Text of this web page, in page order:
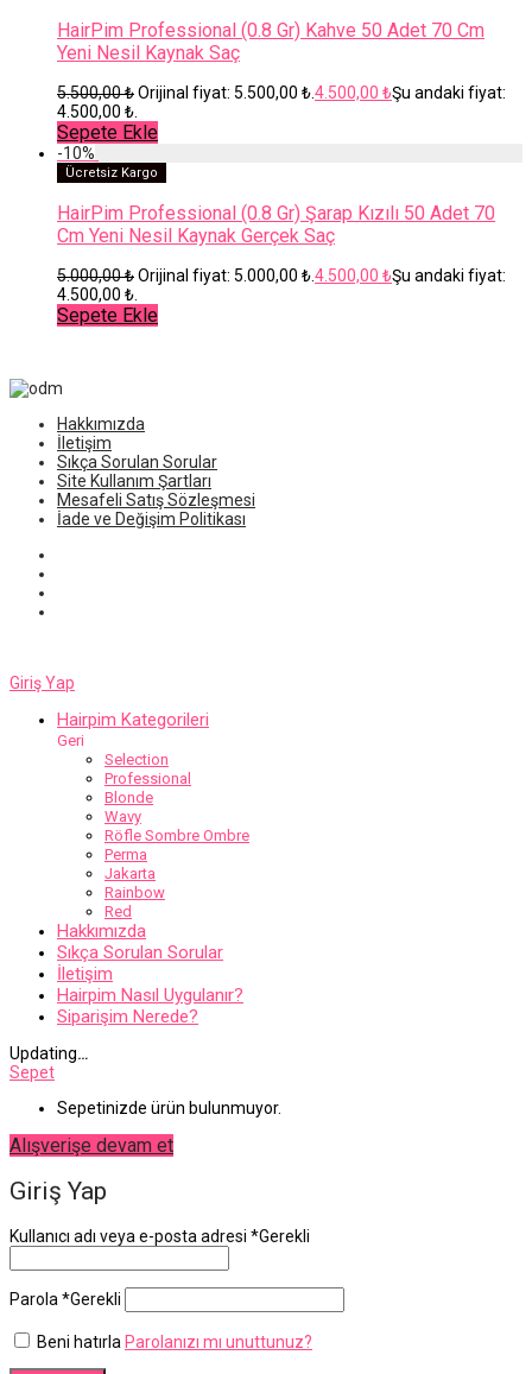
HairPim Professional (0.8 Gr) Kahve 50 Adet 70 Cm
Yeni Nesil Kaynak Saç
5.500,00₺Orijinal fiyat: 5.500,00 ₺.4.500,00 ₺Şu andaki fiyat:
4.500,00 ₺.
Sepete Ekle
-10%
Ücretsiz Kargo
HairPim Professional (0.8 Gr) Şarap Kızılı 50 Adet 70
Cm Yeni Nesil Kaynak Gerçek Saç
5.000,00₺Orijinal fiyat: 5.000,00 ₺.4.500,00 ₺Şu andaki fiyat:
4.500,00 ₺.
Sepete Ekle
Hakkımızda
İletişim
Sıkça Sorulan Sorular
Site Kullanım Şartları
Mesafeli Satış Sözleşmesi
İade ve Değişim Politikası
Giriş Yap
Hairpim Kategorileri
Geri
Selection
Professional
Blonde
Wavy
Röfle Sombre Ombre
Perma
Jakarta
Rainbow
Red
Hakkımızda
Sıkça Sorulan Sorular
İletişim
Hairpim Nasıl Uygulanır?
Siparişim Nerede?
Updating…
Sepet
Sepetinizde ürün bulunmuyor.
Alışverişe devam et
Giriş Yap
Kullanıcı adı veya e-posta adresi *Gerekli
Parola *Gerekli
Beni hatırla Parolanızı mı unuttunuz?